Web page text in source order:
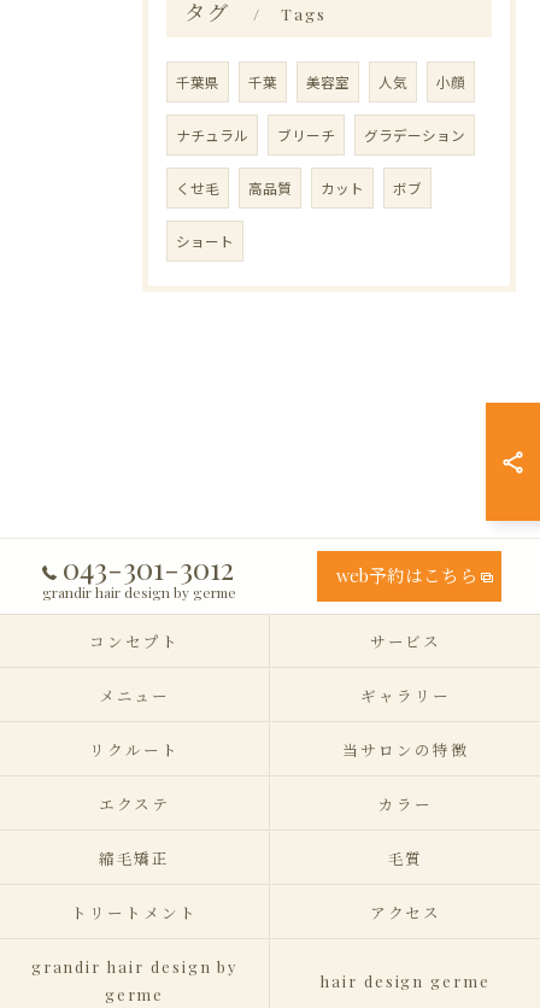
タグ Tags
千葉県 千葉 美容室 人気 小顔
ナチュラル ブリーチ グラデーション
くせ毛 高品質 カット ボブ
ショート
043-301-3012
grandir hair design by germe
web予約はこちら
コンセプト サービス
メニュー ギャラリー
リクルート 当サロンの特徴
エクステ カラー
縮毛矯正 毛質
トリートメント アクセス
grandir hair design by
germe
hair design germe